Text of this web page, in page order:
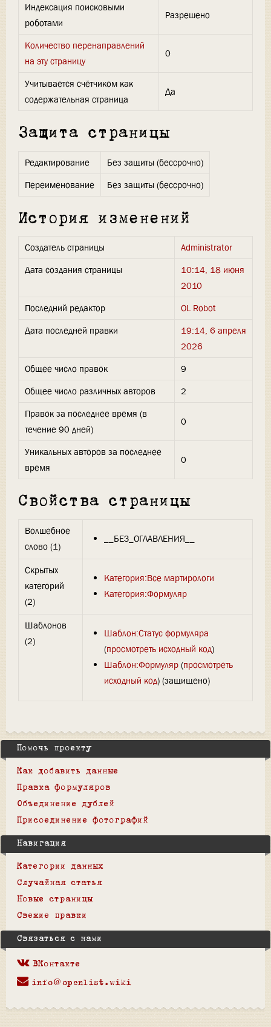
Индексация поисковыми
роботами
Разрешено
Количество перенаправлений
на эту страницу
0
Учитывается счётчиком как
содержательная страница
Да
Защита страницы
Редактирование
Без защиты (бессрочно)
Переименование
Без защиты (бессрочно)
История изменений
Создатель страницы
Administrator
Дата создания страницы
10:14, 18 июня
2010
Последний редактор
OL Robot
Дата последней правки
19:14, 6 апреля
2026
Общее число правок
9
Общее число различных авторов
2
Правок за последнее время (в
течение 90 дней)
0
Уникальных авторов за последнее
время
0
Свойства страницы
Волшебное
слово (1)
__БЕЗ_ОГЛАВЛЕНИЯ__
Скрытых
категорий
(2)
Категория:Все мартирологи
Категория:Формуляр
Шаблонов
(2)
Шаблон:Статус формуляра
(просмотреть исходный код)
Шаблон:Формуляр(просмотреть
исходный код) (защищено)
Помочь проекту
Как добавить данные
Правка формуляров
Объединение дублей
Присоединение фотографий
Навигация
Категории данных
Случайная статья
Новые страницы
Свежие правки
Связаться с нами
ВКонтакте
info@openlist.wiki